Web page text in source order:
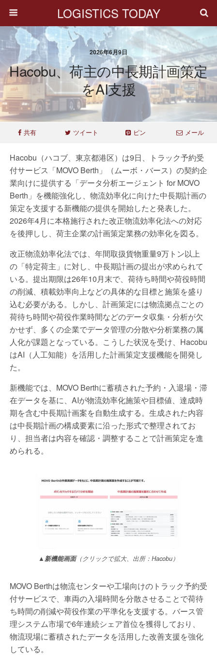
LOGISTICS TODAY
2026年6月9日
Hacobu、荷主の中長期計画策定
をAI支援
共有 ツイート ピン メール
Hacobu（ハコブ、東京都港区）は9日、トラック予約受
付サービス「MOVO Berth」（ムーボ・バース）の契約企
業向けに提供する「データ分析エージェント for MOVO
Berth」を機能強化し、物流効率化に向けた中長期計画の
策定を支援する新機能の提供を開始したと発表した。
2026年4月に本格施行された改正物流効率化法への対応
を後押しし、荷主企業の計画策定業務の効率化を図る。
改正物流効率化法では、年間取扱貨物重量9万トン以上
の「特定荷主」に対し、中長期計画の提出が求められて
いる。提出期限は26年10月末で、荷待ち時間や荷役時間
の削減、積載効率向上などの具体的な目標と施策を盛り
込む必要がある。しかし、計画策定には物流拠点ごとの
荷待ち時間や荷役作業時間などのデータ収集・分析が欠
かせず、多くの企業でデータ管理の分散や分析業務の属
人化が課題となっている。こうした状況を受け、Hacobu
はAI（人工知能）を活用した計画策定支援機能を開発し
た。
新機能では、MOVO Berthに蓄積された予約・入退場・滞
在データを基に、AIが物流効率化施策や目標値、達成時
期を含む中長期計画案を自動生成する。生成された内容
は中長期計画の構成要素に沿った形式で整理されてお
り、担当者は内容を確認・調整することで計画策定を進
められる。
▲新機能画面（クリックで拡大、出所：Hacobu）
MOVO Berthは物流センターや工場向けのトラック予約受
付サービスで、車両の入場時間を分散させることで荷待
ち時間の削減や荷役作業の平準化を支援する。バース管
理システム市場で6年連続シェア首位を獲得しており、
物流現場に蓄積されたデータを活用した改善支援を強化
している。